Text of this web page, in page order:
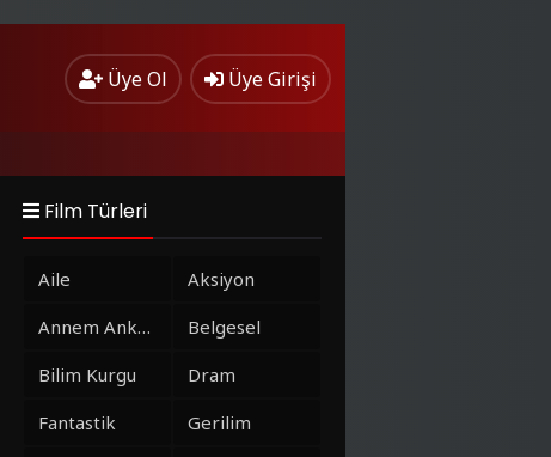
Üye Ol Üye Girişi
Film Türleri
Aile
Aksiyon
Annem Ankara
Belgesel
Bilim Kurgu
Dram
Fantastik
Gerilim